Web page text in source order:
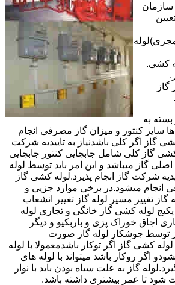
سازمان
کشی.
به
سایز کنتور و میزان گاز مصرفی انجام
گاز اگر کلی باشدنیاز به تاییدیه شرکت
گاز کلی شامل جابجایی کنتور جابجایی
گاز میباشد و این امر باید توسط لوله
شرکت گاز انجام پذیرد.لوله کشی گاز
انجام میشود.در برخی موارد جزیی و
تغییر مسیر لوله گاز تغییر انشعاب
لوله کشی گاز خانگی و تجاری لوله
اجاق خوراک پزی و باربکیو و دیگر
توسط جوشکار لوله گاز صورت
کشی گاز اگر توکار باشدمعمولا با لوله
اگر روکار باشد میتواند با لوله های
گاز به علت سیاه بودن باید با نوار
شود تا عمر بیشتری داشته باشد.